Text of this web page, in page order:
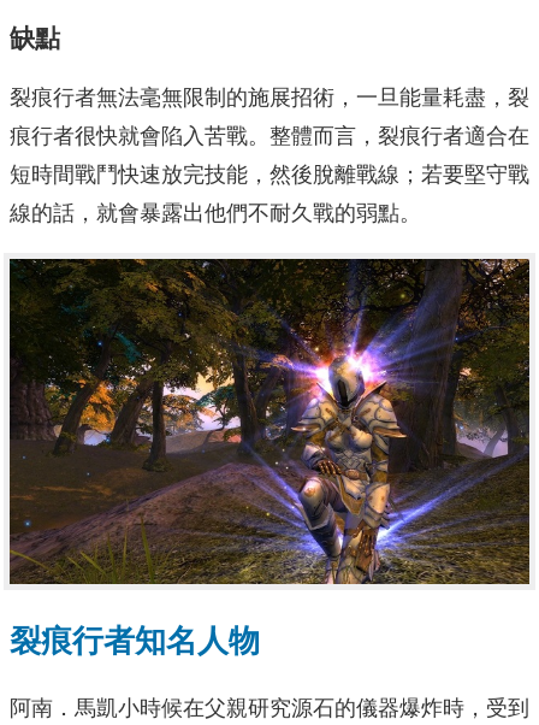
缺點
裂痕行者無法毫無限制的施展招術，一旦能量耗盡，裂
痕行者很快就會陷入苦戰。整體而言，裂痕行者適合在
短時間戰鬥快速放完技能，然後脫離戰線；若要堅守戰
線的話，就會暴露出他們不耐久戰的弱點。
裂痕行者知名人物
阿南．馬凱小時候在父親研究源石的儀器爆炸時，受到